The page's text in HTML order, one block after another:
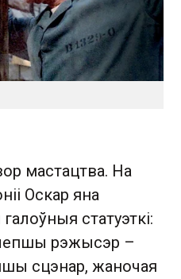
мастацтва. На
Оскар яна
статуэткі:
рэжысэр –
сцэнар, жаночая